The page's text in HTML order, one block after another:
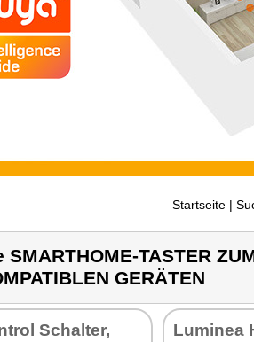
Startseite |
TASTER
GERÄTEN
Schalter,
Luminea